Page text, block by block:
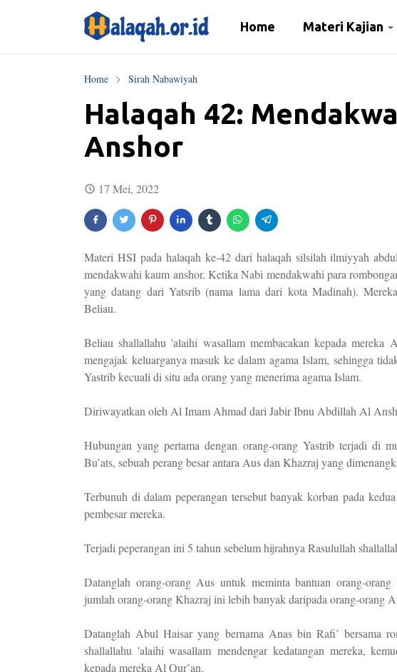
Home Materi Kajian
Home Sirah Nabawiyah
Halaqah 42:
Anshor
17 Mei, 2022
Materi HSI pada halaqah ke-42 dari halaqah silsilah ilmiyyah
mendakwahi kaum anshor. Ketika Nabi mendakwahi para
yang datang dari Yatsrib (nama lama dari kota Madinah).
Beliau.
Beliau shallallahu 'alaihi wasallam membacakan kepada mereka
mengajak keluarganya masuk ke dalam agama Islam, sehingga
Yastrib kecuali di situ ada orang yang menerima agama Islam.
Diriwayatkan oleh Al Imam Ahmad dari Jabir Ibnu Abdillah Al
Hubungan yang pertama dengan orang-orang Yastrib terjadi di
Bu’ats, sebuah perang besar antara Aus dan Khazraj yang
Terbunuh di dalam peperangan tersebut banyak korban pada
pembesar mereka.
Terjadi peperangan ini 5 tahun sebelum hijrahnya Rasulullah
Datanglah orang-orang Aus untuk meminta bantuan orang-
jumlah orang-orang Khazraj ini lebih banyak daripada orang-orang
Datanglah Abul Haisar yang bernama Anas bin Rafi’ bersama
shallallahu 'alaihi wasallam mendengar kedatangan mereka,
kepada mereka Al Qur’an.